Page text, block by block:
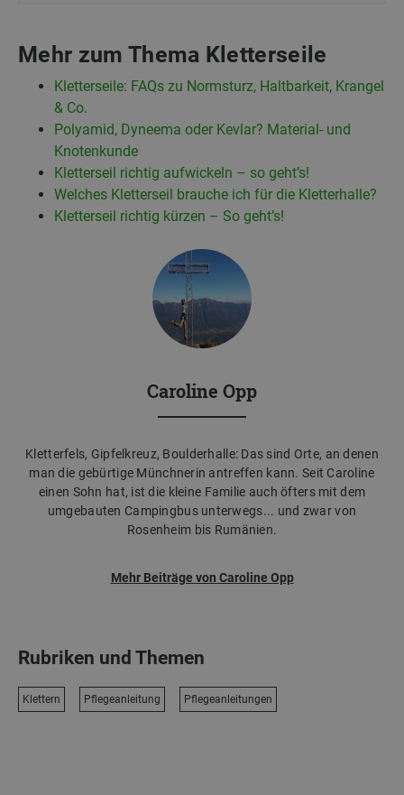
Mehr zum Thema Kletterseile
Kletterseile: FAQs zu Normsturz, Haltbarkeit, Krangel
& Co.
Polyamid, Dyneema oder Kevlar? Material- und
Knotenkunde
Kletterseil richtig aufwickeln – so geht’s!
Welches Kletterseil brauche ich für die Kletterhalle?
Kletterseil richtig kürzen – So geht’s!
Caroline Opp
Kletterfels, Gipfelkreuz, Boulderhalle: Das sind Orte, an denen
man die gebürtige Münchnerin antreffen kann. Seit Caroline
einen Sohn hat, ist die kleine Familie auch öfters mit dem
umgebauten Campingbus unterwegs... und zwar von
Rosenheim bis Rumänien.
Mehr Beiträge von Caroline Opp
Rubriken und Themen
Klettern Pflegeanleitung Pflegeanleitungen